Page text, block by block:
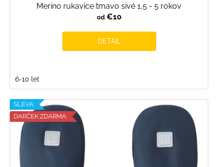
Merino rukavice tmavo sivé 1,5 - 5 rokov
od€10
DETAIL
6-10 let
SLEVA
DARČEK ZDARMA